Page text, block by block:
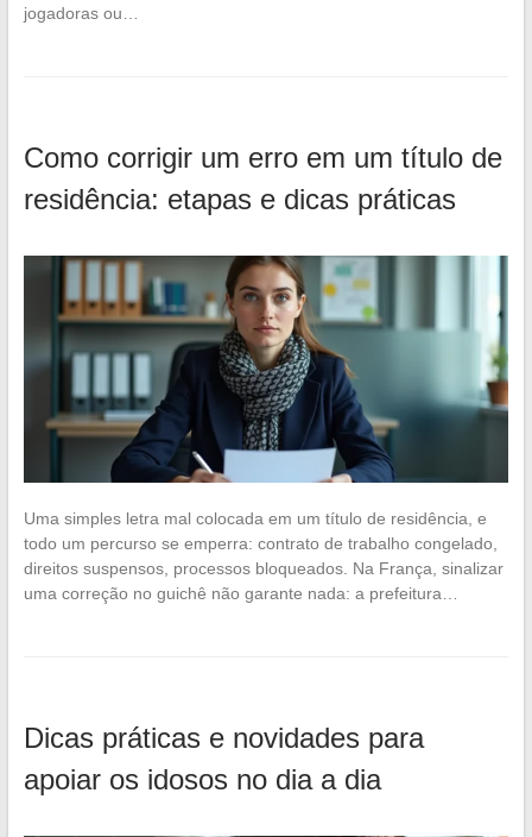
jogadoras ou…
Como corrigir um erro em um título de
residência: etapas e dicas práticas
Uma simples letra mal colocada em um título de residência, e
todo um percurso se emperra: contrato de trabalho congelado,
direitos suspensos, processos bloqueados. Na França, sinalizar
uma correção no guichê não garante nada: a prefeitura…
Dicas práticas e novidades para
apoiar os idosos no dia a dia